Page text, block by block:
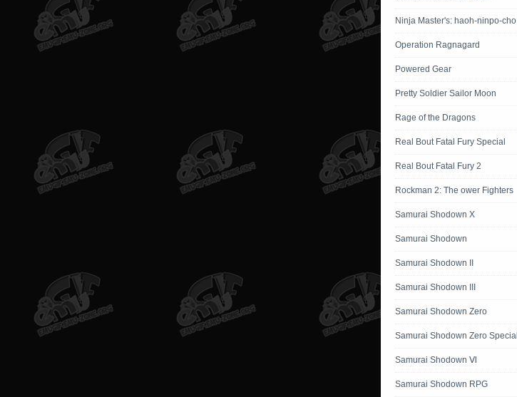
Ninja Master's: haoh-ninpo-cho
Operation Ragnagard
Powered Gear
Pretty Soldier Sailor Moon
Rage of the Dragons
Real Bout Fatal Fury Special
Real Bout Fatal Fury 2
Rockman 2: The ower Fighters
Samurai Shodown X
Samurai Shodown
Samurai Shodown II
Samurai Shodown III
Samurai Shodown Zero
Samurai Shodown Zero Special
Samurai Shodown Ⅵ
Samurai Shodown RPG